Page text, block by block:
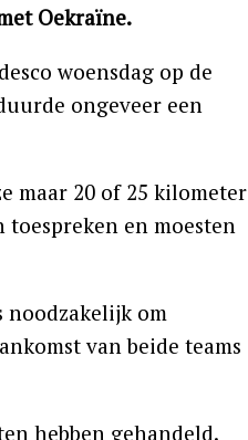
Oekraïne.
woensdag op de
ongeveer een
maar 20 of 25 kilometer
en moesten
noodzakelijk om
van beide teams
hebben gehandeld.